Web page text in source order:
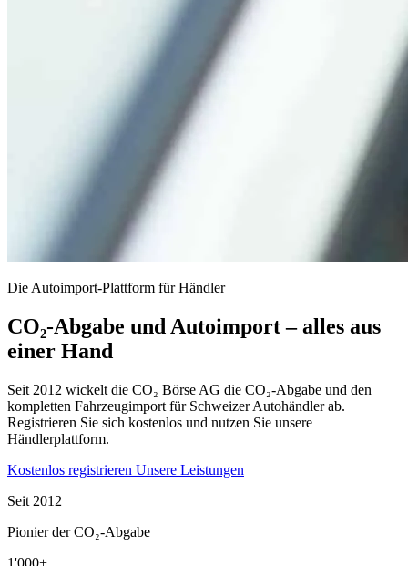
Die Autoimport-Plattform für Händler
CO₂-Abgabe und Autoimport – alles aus
einer Hand
Seit 2012 wickelt die CO₂ Börse AG die CO₂-Abgabe und den
kompletten Fahrzeugimport für Schweizer Autohändler ab.
Registrieren Sie sich kostenlos und nutzen Sie unsere
Händlerplattform.
Kostenlos registrieren Unsere Leistungen
Seit 2012
Pionier der CO₂-Abgabe
1'000+